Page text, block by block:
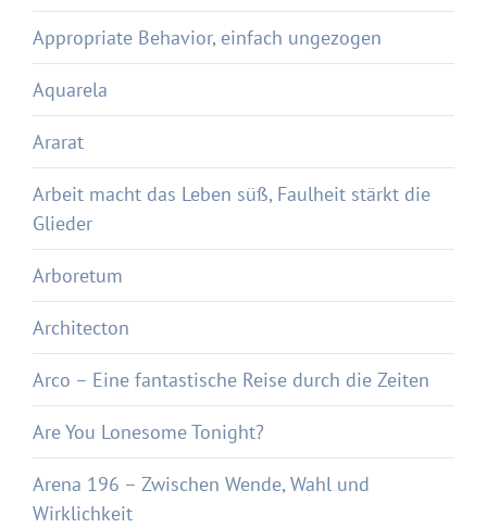
Appropriate Behavior, einfach ungezogen
Aquarela
Ararat
Arbeit macht das Leben süß, Faulheit stärkt die
Glieder
Arboretum
Architecton
Arco – Eine fantastische Reise durch die Zeiten
Are You Lonesome Tonight?
Arena 196 – Zwischen Wende, Wahl und
Wirklichkeit